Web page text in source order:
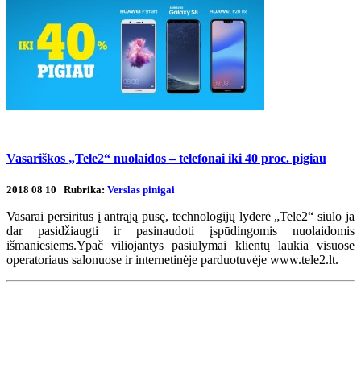
Vasariškos „Tele2“ nuolaidos – telefonai iki 40 proc. pigiau
2018 08 10 | Rubrika: Verslas pinigai
Vasarai persiritus į antrąją pusę, technologijų lyderė „Tele2“ siūlo ja
dar pasidžiaugti ir pasinaudoti įspūdingomis nuolaidomis
išmaniesiems.Ypač viliojantys pasiūlymai klientų laukia visuose
operatoriaus salonuose ir internetinėje parduotuvėje www.tele2.lt.